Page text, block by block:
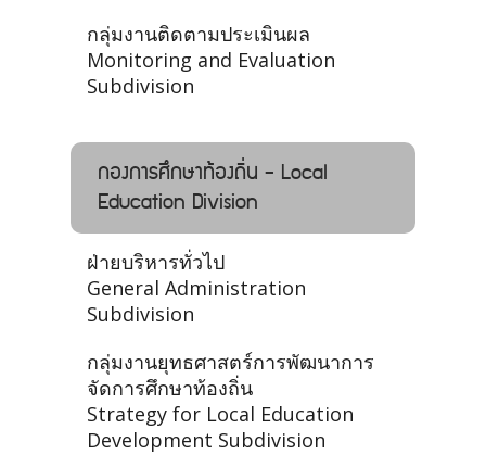
กลุ่มงานติดตามประเมินผล
Monitoring and Evaluation
Subdivision
กองการศึกษาท้องถิ่น - Local
Education Division
ฝ่ายบริหารทั่วไป
General Administration
Subdivision
กลุ่มงานยุทธศาสตร์การพัฒนาการ
จัดการศึกษาท้องถิ่น
Strategy for Local Education
Development Subdivision